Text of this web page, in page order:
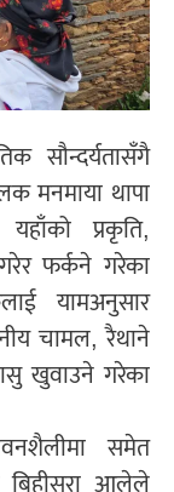
सौन्दर्यतासँगै
मनमाया थापा
प्रकृति,
फर्कने गरेका
यामअनुसार
चामल, रैथाने
खुवाउने गरेका
समेत
बिहीसरा आलेले